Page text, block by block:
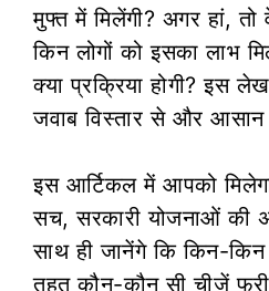
मुफ्त में मिलेंगी? अगर हां,
किन लोगों को इसका लाभ
क्या प्रक्रिया होगी? इस
जवाब विस्तार से और आसान
इस आर्टिकल में आपको
सच, सरकारी योजनाओं की
साथ ही जानेंगे कि किन-
तहत कौन-कौन सी चीजें